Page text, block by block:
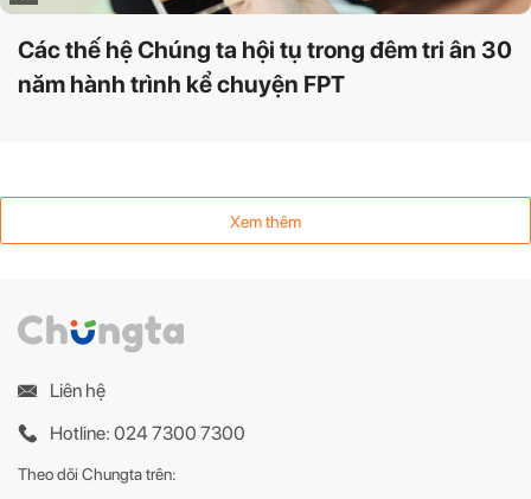
Các thế hệ Chúng ta hội tụ trong đêm tri ân 30
năm hành trình kể chuyện FPT
Xem thêm
Liên hệ
Hotline: 024 7300 7300
Theo dõi Chungta trên: